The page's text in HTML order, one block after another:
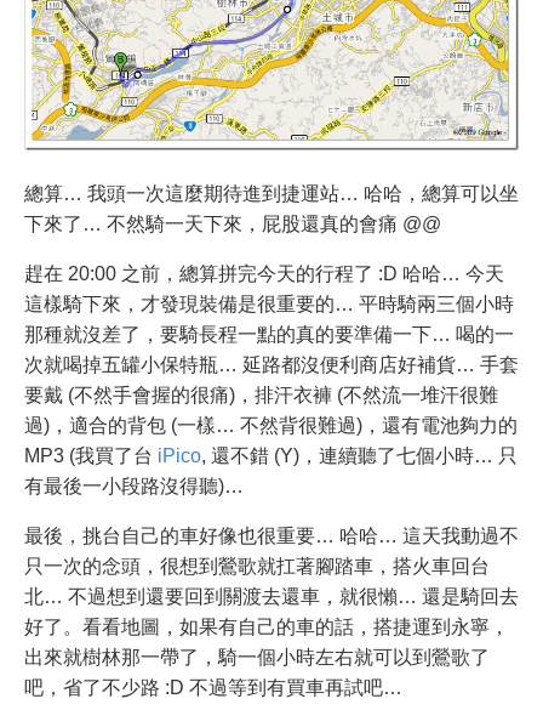
總算… 我頭一次這麼期待進到捷運站… 哈哈，總算可以坐
下來了… 不然騎一天下來，屁股還真的會痛 @@
趕在 20:00 之前，總算拼完今天的行程了 :D 哈哈… 今天
這樣騎下來，才發現裝備是很重要的… 平時騎兩三個小時
那種就沒差了，要騎長程一點的真的要準備一下… 喝的一
次就喝掉五罐小保特瓶… 延路都沒便利商店好補貨… 手套
要戴 (不然手會握的很痛)，排汗衣褲 (不然流一堆汗很難
過)，適合的背包 (一樣… 不然背很難過)，還有電池夠力的
MP3 (我買了台 iPico, 還不錯 (Y)，連續聽了七個小時… 只
有最後一小段路沒得聽)…
最後，挑台自己的車好像也很重要… 哈哈… 這天我動過不
只一次的念頭，很想到鶯歌就扛著腳踏車，搭火車回台
北… 不過想到還要回到關渡去還車，就很懶… 還是騎回去
好了。看看地圖，如果有自己的車的話，搭捷運到永寧，
出來就樹林那一帶了，騎一個小時左右就可以到鶯歌了
吧，省了不少路 :D 不過等到有買車再試吧…